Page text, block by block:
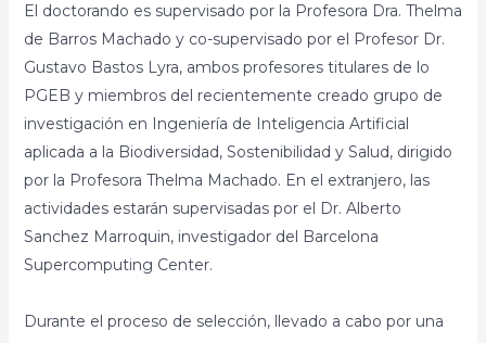
El doctorando es supervisado por la Profesora Dra. Thelma
de Barros Machado y co-supervisado por el Profesor Dr.
Gustavo Bastos Lyra, ambos profesores titulares de lo
PGEB y miembros del recientemente creado grupo de
investigación en Ingeniería de Inteligencia Artificial
aplicada a la Biodiversidad, Sostenibilidad y Salud, dirigido
por la Profesora Thelma Machado. En el extranjero, las
actividades estarán supervisadas por el Dr. Alberto
Sanchez Marroquin, investigador del Barcelona
Supercomputing Center.
Durante el proceso de selección, llevado a cabo por una